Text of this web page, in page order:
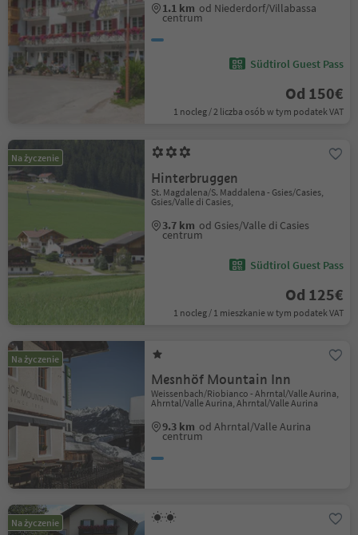
1.1 km od Niederdorf/Villabassa
centrum
Südtirol Guest Pass
Od 150€
1 nocleg / 2 liczba osób w tym podatek VAT
Na życzenie
Hinterbruggen
St. Magdalena/S. Maddalena - Gsies/Casies,
Gsies/Valle di Casies,
3.7 km od Gsies/Valle di Casies
centrum
Südtirol Guest Pass
Od 125€
1 nocleg / 1 mieszkanie w tym podatek VAT
Na życzenie
Mesnhöf Mountain Inn
Weissenbach/Riobianco - Ahrntal/Valle Aurina,
Ahrntal/Valle Aurina, Ahrntal/Valle Aurina
9.3 km od Ahrntal/Valle Aurina
centrum
Na życzenie